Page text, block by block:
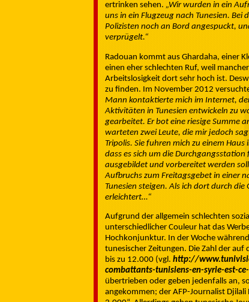
ertrinken sehen. „Wir wurden in ein
uns in ein Flugzeug nach Tunesien.
Polizisten noch an Bord angespuckt,
verprügelt.“
Radouan kommt aus Ghardaha, einer
einen eher schlechten Ruf, weil
Arbeitslosigkeit dort sehr hoch ist.
zu finden. Im November 2012
Mann kontaktierte mich im Internet,
Aktivitäten in Tunesien entwickeln zu
gearbeitet. Er bot eine riesige Summe
warteten zwei Leute, die mir jedoch
Tripolis. Sie fuhren mich zu einem
dass es sich um die
ausgebildet und vorbereitet werden
Aufbruchs zum Freitagsgebet in einer
Tunesien steigen. Als ich dort durch
erleichtert…“
Aufgrund der allgemein schlechten
unterschiedlicher Couleur hat das
Hochkonjunktur. In der Woche
tunesischer Zeitungen. Die Zahl der
bis zu 12.000 (vgl. http://
combattants-tunisiens-en-syrie-est-
übertrieben oder geben jedenfalls an,
angekommen; der AFP-Journalist